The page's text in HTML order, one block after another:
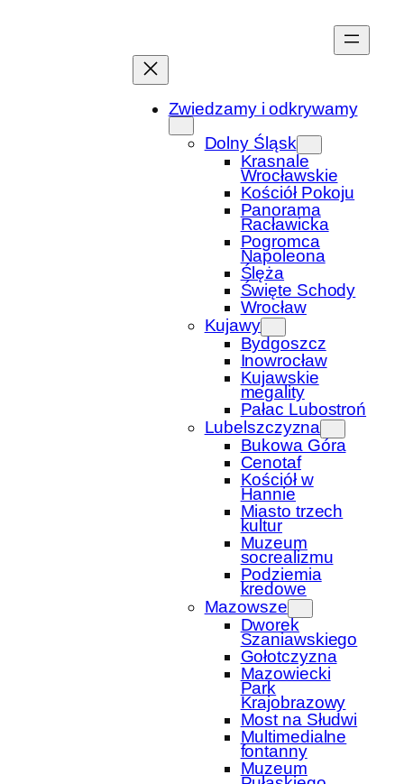
Zwiedzamy i odkrywamy
Dolny Śląsk
Krasnale
Wrocławskie
Kościół Pokoju
Panorama
Racławicka
Pogromca
Napoleona
Ślęża
Święte Schody
Wrocław
Kujawy
Bydgoszcz
Inowrocław
Kujawskie
megality
Pałac Lubostroń
Lubelszczyzna
Bukowa Góra
Cenotaf
Kościół w
Hannie
Miasto trzech
kultur
Muzeum
socrealizmu
Podziemia
kredowe
Mazowsze
Dworek
Szaniawskiego
Gołotczyzna
Mazowiecki
Park
Krajobrazowy
Most na Słudwi
Multimedialne
fontanny
Muzeum